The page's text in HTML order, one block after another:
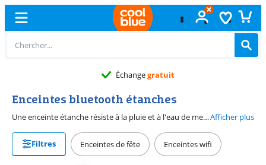
Échangegratuit
Enceintes bluetooth étanches
Une enceinte étanche résiste à la pluie et à l'eau de mer. Elle peut donc être utilisée en extérieur, sur la plage ou au bord de la piscine par exemple. Utilisez votre enceinte dans la salle de bain et écoutez votre musique préférée sous la douche. Laissez votre smartphone ou tablette à un endroit sec, car l'enceinte streame la musique sans fil via Bluetooth.Afficher plus
Filtres Enceintes de fête Enceintes wifi